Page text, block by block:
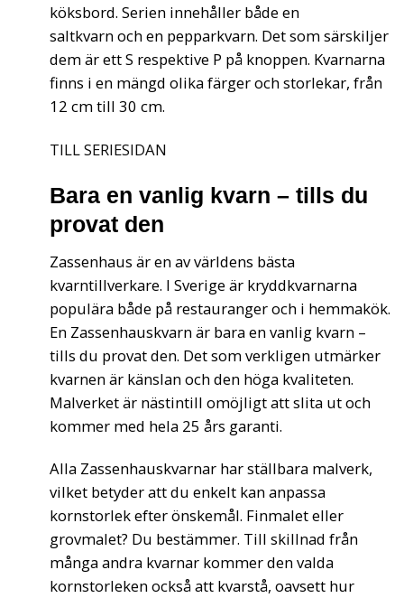
köksbord. Serien innehåller både en
saltkvarn och en pepparkvarn. Det som särskiljer
dem är ett S respektive P på knoppen. Kvarnarna
finns i en mängd olika färger och storlekar, från
12 cm till 30 cm.
TILL SERIESIDAN
Bara en vanlig kvarn – tills du
provat den
Zassenhaus är en av världens bästa
kvarntillverkare. I Sverige är kryddkvarnarna
populära både på restauranger och i hemmakök.
En Zassenhauskvarn är bara en vanlig kvarn –
tills du provat den. Det som verkligen utmärker
kvarnen är känslan och den höga kvaliteten.
Malverket är nästintill omöjligt att slita ut och
kommer med hela 25 års garanti.
Alla Zassenhauskvarnar har ställbara malverk,
vilket betyder att du enkelt kan anpassa
kornstorlek efter önskemål. Finmalet eller
grovmalet? Du bestämmer. Till skillnad från
många andra kvarnar kommer den valda
kornstorleken också att kvarstå, oavsett hur